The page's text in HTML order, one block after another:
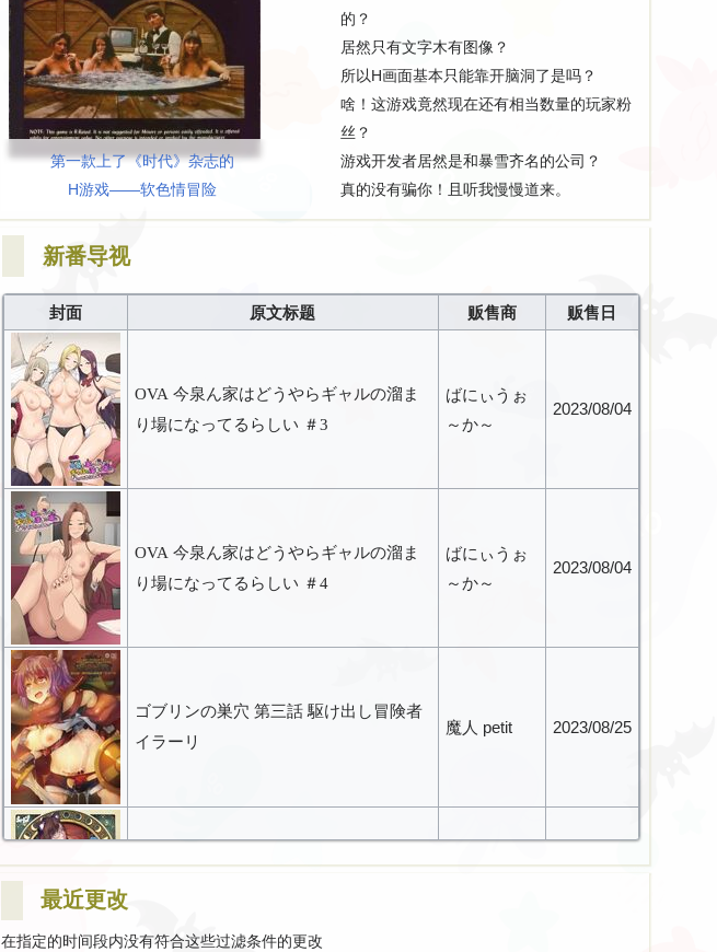
第一款上了《时代》杂志的
H游戏——软色情冒险
的？
居然只有文字木有图像？
所以H画面基本只能靠开脑洞了是吗？
啥！这游戏竟然现在还有相当数量的玩家粉
丝？
游戏开发者居然是和暴雪齐名的公司？
真的没有骗你！且听我慢慢道来。
新番导视
封面 原文标题 贩售商 贩售日
OVA 今泉ん家はどうやらギャルの溜ま
り場になってるらしい ＃3
ばにぃうぉ
～か～
2023/08/04
OVA 今泉ん家はどうやらギャルの溜ま
り場になってるらしい ＃4
ばにぃうぉ
～か～
2023/08/04
ゴブリンの巣穴 第三話 駆け出し冒険者
イラーリ
魔人 petit 2023/08/25
最近更改
在指定的时间段内没有符合这些过滤条件的更改